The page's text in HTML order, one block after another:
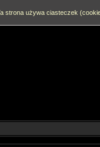
strona używa ciasteczek